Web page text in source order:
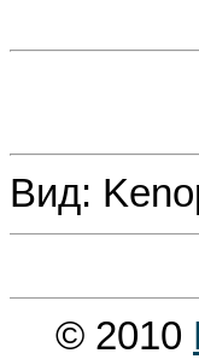
Вид:
© 2010